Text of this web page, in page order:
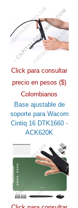
Click para consultar
precio en pesos ($)
Colombianos
Base ajustable de
soporte para Wacom
Cintiq 16 DTK1660 -
ACK620K